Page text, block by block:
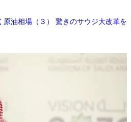
原油相場（３） 驚きのサウジ大改革を